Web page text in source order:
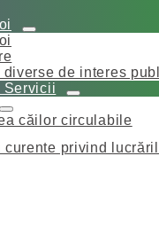
diverse de interes
Servicii
căilor circulabile
curente privind